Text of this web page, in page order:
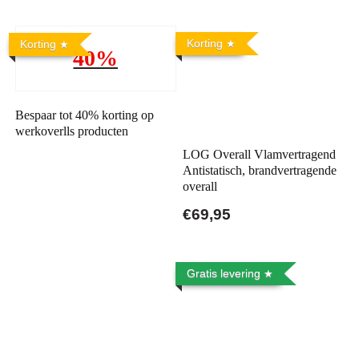
Korting
40%
Bespaar tot 40% korting op
werkoverlls producten
Korting
LOG Overall Vlamvertragend
Antistatisch, brandvertragende
overall
€69,95
Gratis levering